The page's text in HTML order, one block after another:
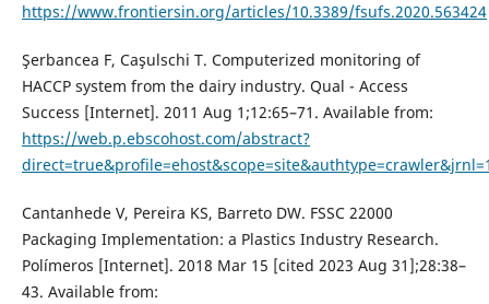
https://www.frontiersin.org/articles/10.3389/fsufs.2020.563424
Şerbancea F, Caşulschi T. Computerized monitoring of
HACCP system from the dairy industry. Qual - Access
Success [Internet]. 2011 Aug 1;12:65–71. Available from:
https://web.p.ebscohost.com/abstract?
Cantanhede V, Pereira KS, Barreto DW. FSSC 22000
Packaging Implementation: a Plastics Industry Research.
Polímeros [Internet]. 2018 Mar 15 [cited 2023 Aug 31];28:38–
43. Available from: